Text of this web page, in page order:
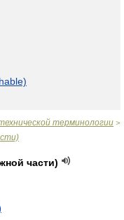
терминологии >
части)